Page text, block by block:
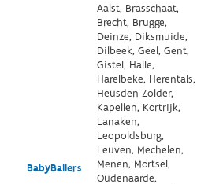
BabyBallers
Aalst, Brasschaat,
Brecht, Brugge,
Deinze, Diksmuide,
Dilbeek, Geel, Gent,
Gistel, Halle,
Harelbeke, Herentals,
Heusden-Zolder,
Kapellen, Kortrijk,
Lanaken,
Leopoldsburg,
Leuven, Mechelen,
Menen, Mortsel,
Oudenaarde,